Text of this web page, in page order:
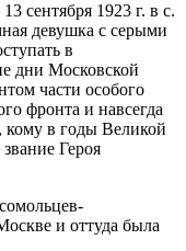
1923 г. в с.
девушка с серыми
в
дни Московской
части особого
фронта и навсегда
кому в годы Великой
Героя
и оттуда была